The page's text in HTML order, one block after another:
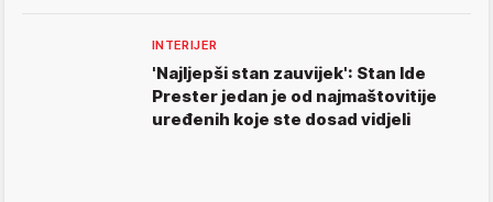
INTERIJER
'Najljepši stan zauvijek': Stan Ide
Prester jedan je od najmaštovitije
uređenih koje ste dosad vidjeli